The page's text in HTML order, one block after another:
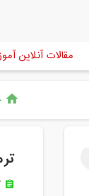
مقالات آنلاین
home
assignment